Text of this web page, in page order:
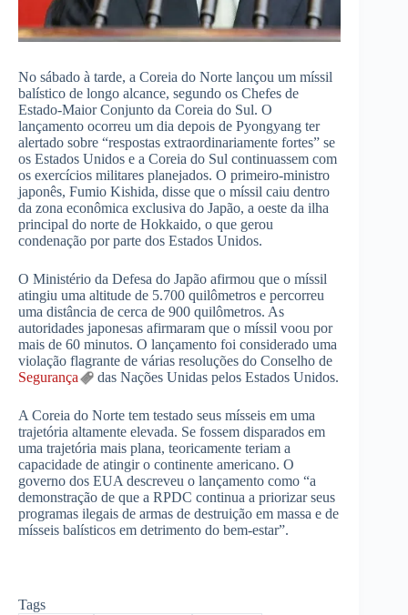
No sábado à tarde, a Coreia do Norte lançou um míssil
balístico de longo alcance, segundo os Chefes de
Estado-Maior Conjunto da Coreia do Sul. O
lançamento ocorreu um dia depois de Pyongyang ter
alertado sobre “respostas extraordinariamente fortes” se
os Estados Unidos e a Coreia do Sul continuassem com
os exercícios militares planejados. O primeiro-ministro
japonês, Fumio Kishida, disse que o míssil caiu dentro
da zona econômica exclusiva do Japão, a oeste da ilha
principal do norte de Hokkaido, o que gerou
condenação por parte dos Estados Unidos.
O Ministério da Defesa do Japão afirmou que o míssil
atingiu uma altitude de 5.700 quilômetros e percorreu
uma distância de cerca de 900 quilômetros. As
autoridades japonesas afirmaram que o míssil voou por
mais de 60 minutos. O lançamento foi considerado uma
violação flagrante de várias resoluções do Conselho de
Segurança
das Nações Unidas pelos Estados Unidos.
A Coreia do Norte tem testado seus mísseis em uma
trajetória altamente elevada. Se fossem disparados em
uma trajetória mais plana, teoricamente teriam a
capacidade de atingir o continente americano. O
governo dos EUA descreveu o lançamento como “a
demonstração de que a RPDC continua a priorizar seus
programas ilegais de armas de destruição em massa e de
mísseis balísticos em detrimento do bem-estar”.
Tags